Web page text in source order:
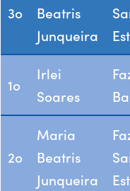
3o
Beatris
Junqueira
1o
Irlei
Soares
2o
Maria
Beatris
Junqueira